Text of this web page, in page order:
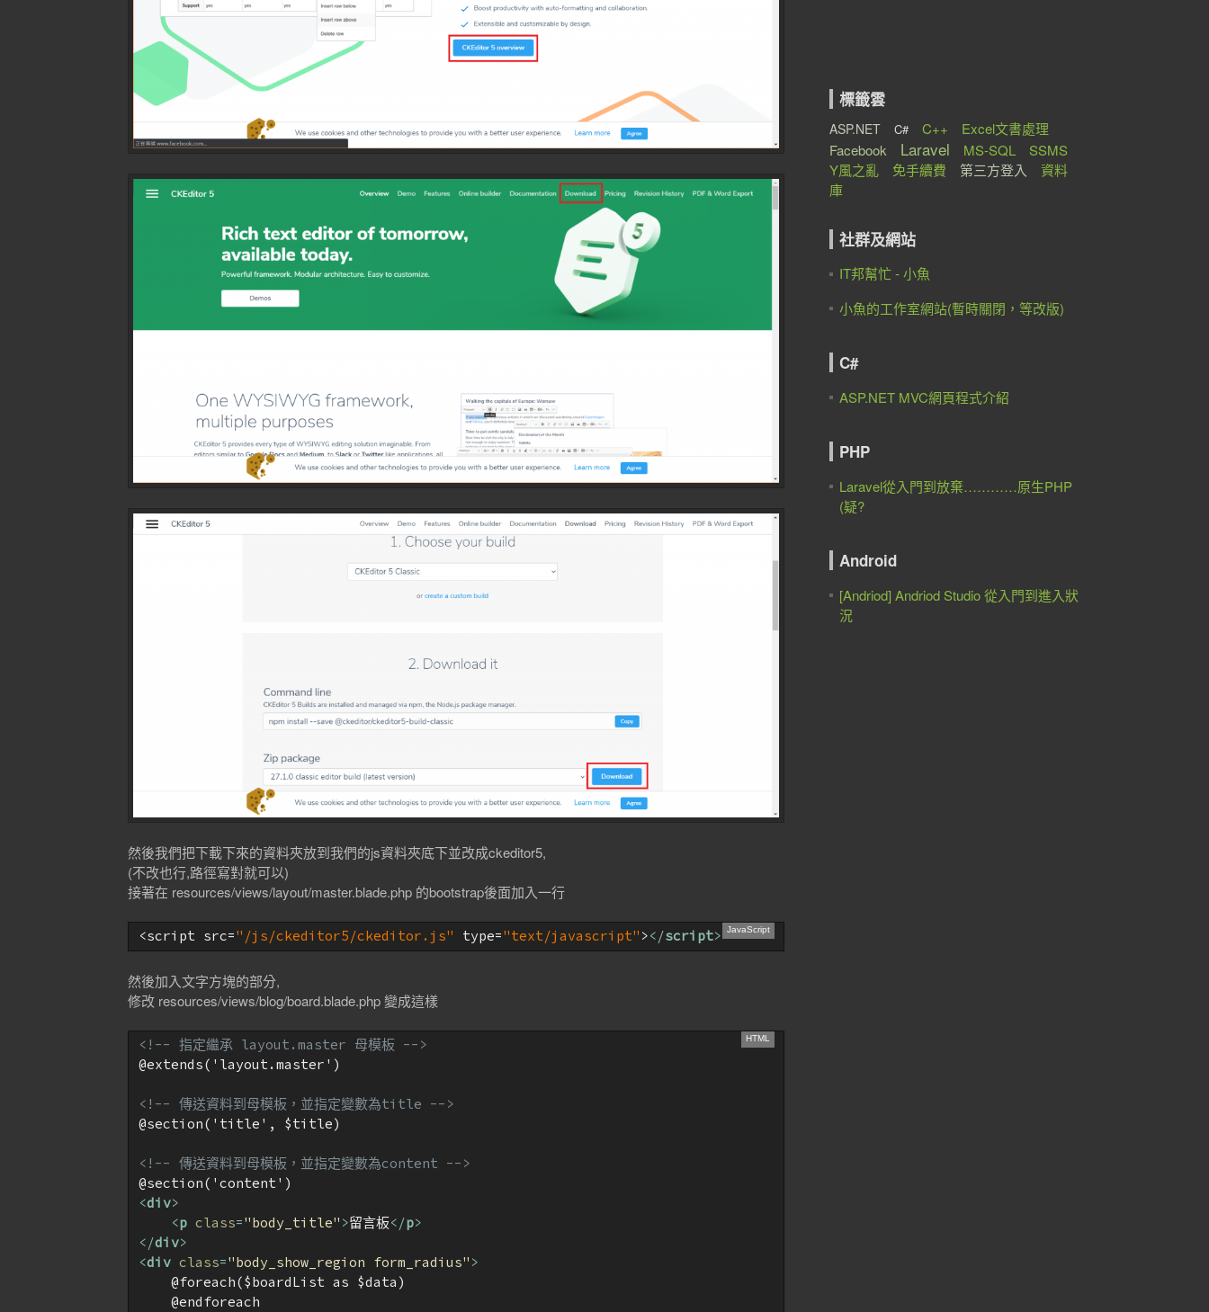
然後我們把下載下來的資料夾放到我們的js資料夾底下並改成ckeditor5,
(不改也行,路徑寫對就可以)
接著在 resources/views/layout/master.blade.php 的bootstrap後面加入一行
<script src="/js/ckeditor5/ckeditor.js" type="text/javascript" ></script>
然後加入文字方塊的部分,
修改 resources/views/blog/board.blade.php 變成這樣
<!-- 指定繼承 layout.master 母模板 -->
@extends('layout.master')
<!-- 傳送資料到母模板，並指定變數為title -->
@section('title', $title)
<!-- 傳送資料到母模板，並指定變數為content -->
<div>
<p class="body_title" >留言板</p>
</div>
<div class="body_show_region form_radius" >
    @foreach($boardList as $data)
    @endforeach
標籤雲
ASP.NET C# C++
Excel文書處理
Facebook
Laravel MS-SQL
SSMS
Y風之亂
免手續費 第三方登入
資料
庫
社群及網站
IT邦幫忙 - 小魚
小魚的工作室網站(暫時關閉，等改版)
C#
ASP.NET MVC網頁程式介紹
PHP
Laravel從入門到放棄…………原生PHP
(疑?
Android
[Andriod] Andriod Studio 從入門到進入狀
況